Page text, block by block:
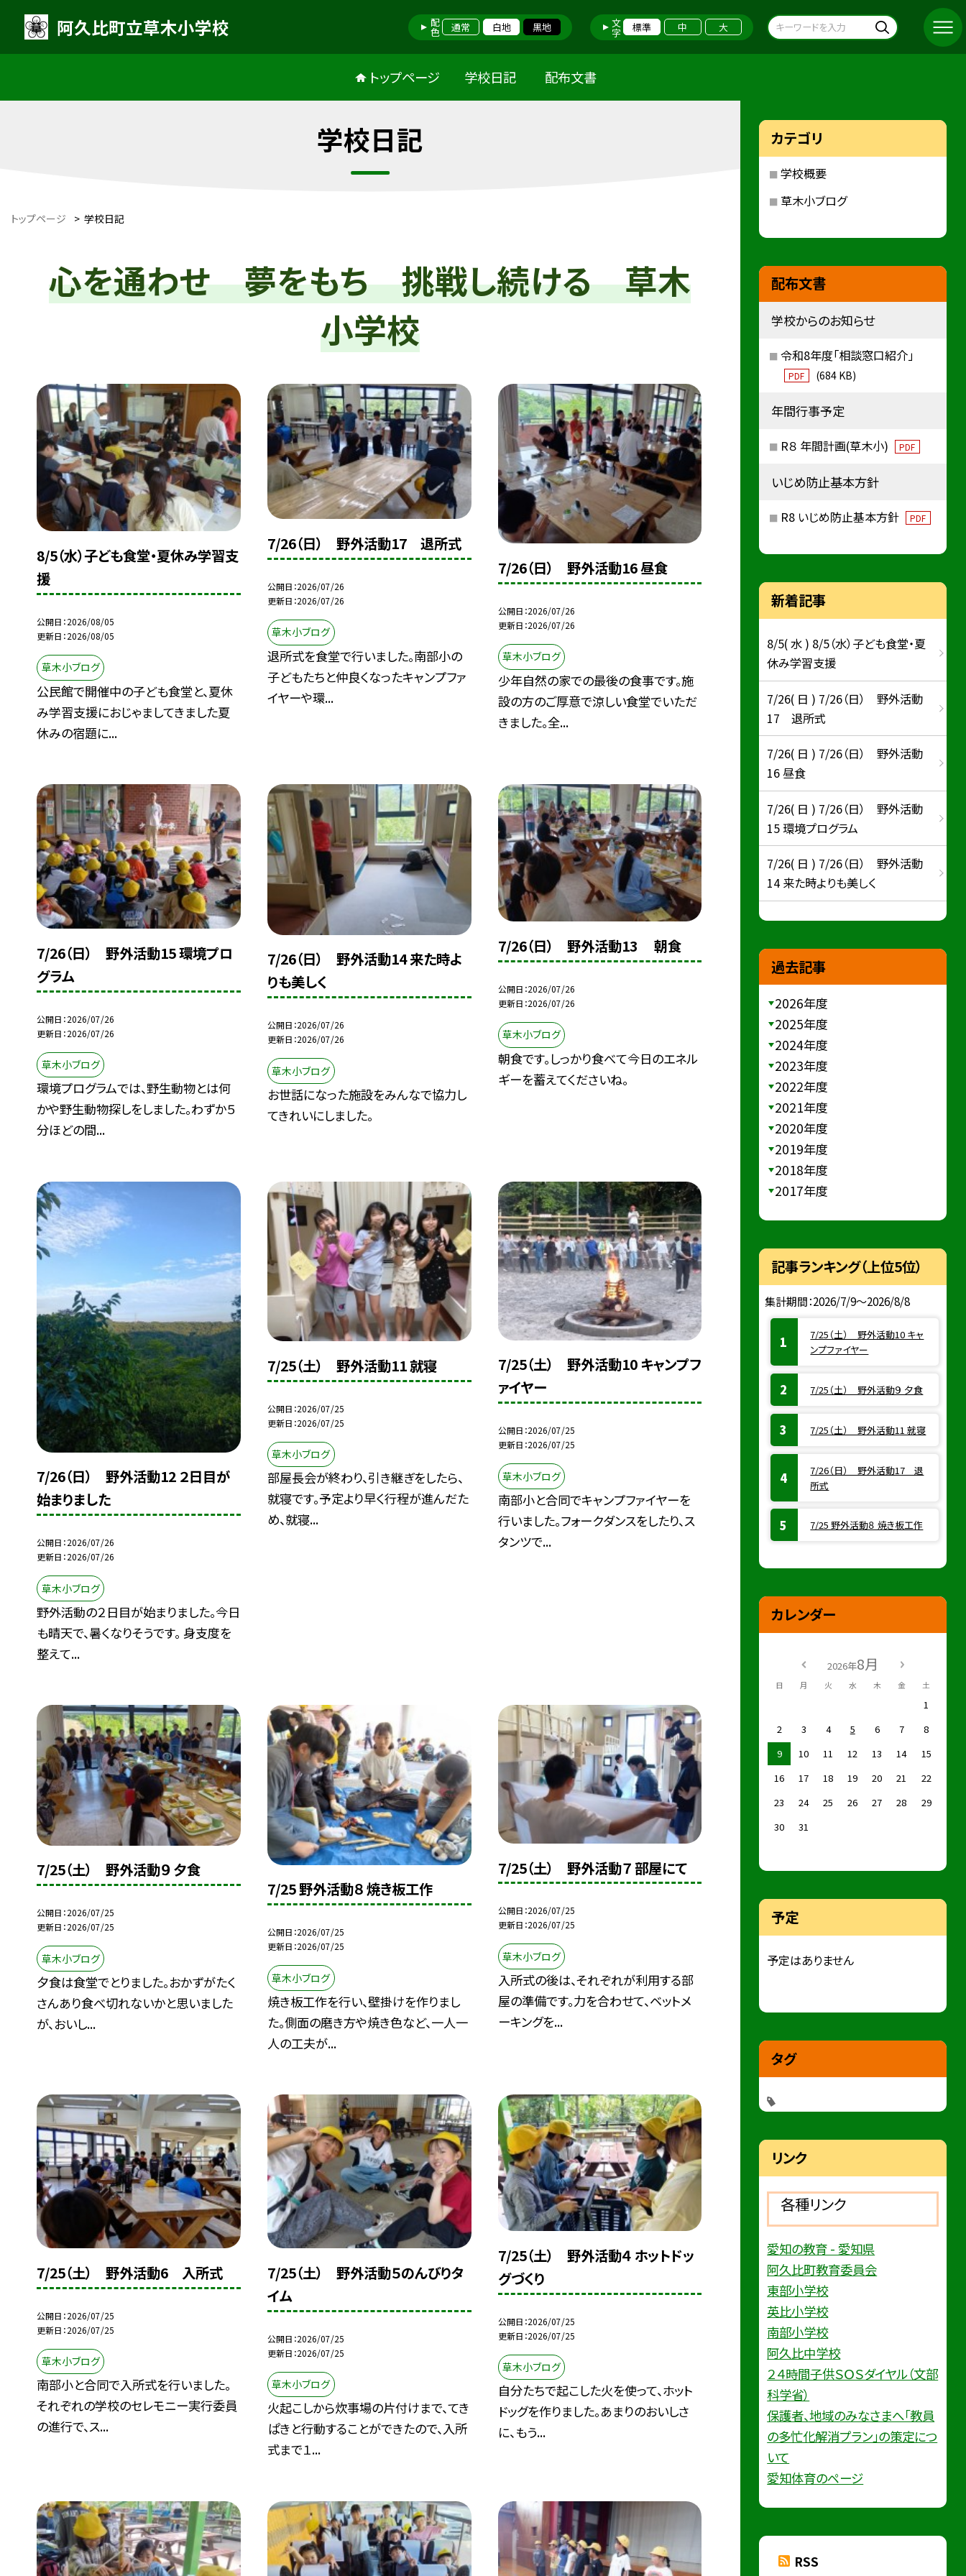
阿久比町立草木小学校 配色 通常 白地 黒地 文字 標準 中 大
トップページ 学校日記 配布文書
学校日記
トップページ > 学校日記
心を通わせ 夢をもち 挑戦し続ける 草木
小学校
8/5（水）子ども食堂・夏休み学習支
援
公開日 2026/08/05
更新日 2026/08/05
草木小ブログ
公民館で開催中の子ども食堂と、夏休
み学習支援におじゃましてきました夏
休みの宿題に...
7/26（日） 野外活動17 退所式
公開日 2026/07/26
更新日 2026/07/26
草木小ブログ
退所式を食堂で行いました。南部小の
子どもたちと仲良くなったキャンプファ
イヤーや環...
7/26（日） 野外活動16 昼食
公開日 2026/07/26
更新日 2026/07/26
草木小ブログ
少年自然の家での最後の食事です。施
設の方のご厚意で涼しい食堂でいただ
きました。全...
7/26（日） 野外活動15 環境プロ
グラム
公開日 2026/07/26
更新日 2026/07/26
草木小ブログ
環境プログラムでは、野生動物とは何
かや野生動物探しをしました。わずか５
分ほどの間...
7/26（日） 野外活動14 来た時よ
りも美しく
公開日 2026/07/26
更新日 2026/07/26
草木小ブログ
お世話になった施設をみんなで協力し
てきれいにしました。
7/26（日） 野外活動13 朝食
公開日 2026/07/26
更新日 2026/07/26
草木小ブログ
朝食です。しっかり食べて今日のエネル
ギーを蓄えてくださいね。
7/26（日） 野外活動12 ２日目が
始まりました
公開日 2026/07/26
更新日 2026/07/26
草木小ブログ
野外活動の２日目が始まりました。今日
も晴天で、暑くなりそうです。 身支度を
整えて...
7/25（土） 野外活動11 就寝
公開日 2026/07/25
更新日 2026/07/25
草木小ブログ
部屋長会が終わり、引き継ぎをしたら、
就寝です。予定より早く行程が進んだた
め、就寝...
7/25（土） 野外活動10 キャンプフ
ァイヤー
公開日 2026/07/25
更新日 2026/07/25
草木小ブログ
南部小と合同でキャンプファイヤーを
行いました。フォークダンスをしたり、ス
タンツで...
7/25（土） 野外活動９ 夕食
公開日 2026/07/25
更新日 2026/07/25
草木小ブログ
夕食は食堂でとりました。おかずがたく
さんあり食べ切れないかと思いました
が、おいし...
7/25 野外活動８ 焼き板工作
公開日 2026/07/25
更新日 2026/07/25
草木小ブログ
焼き板工作を行い、壁掛けを作りまし
た。側面の磨き方や焼き色など、一人一
人の工夫が...
7/25（土） 野外活動７ 部屋にて
公開日 2026/07/25
更新日 2026/07/25
草木小ブログ
入所式の後は、それぞれが利用する部
屋の準備です。力を合わせて、ベットメ
ーキングを...
7/25（土） 野外活動6 入所式
公開日 2026/07/25
更新日 2026/07/25
草木小ブログ
南部小と合同で入所式を行いました。
それぞれの学校のセレモニー実行委員
の進行で、ス...
7/25（土） 野外活動５のんびりタ
イム
公開日 2026/07/25
更新日 2026/07/25
草木小ブログ
火起こしから炊事場の片付けまで、てき
ぱきと行動することができたので、入所
式まで１...
7/25（土） 野外活動４ ホットドッ
グづくり
公開日 2026/07/25
更新日 2026/07/25
草木小ブログ
自分たちで起こした火を使って、ホット
ドッグを作りました。あまりのおいしさ
に、もう...
カテゴリ
学校概要
草木小ブログ
配布文書
学校からのお知らせ
令和8年度「相談窓口紹介」
PDF (684 KB)
年間行事予定
R８ 年間計画(草木小) PDF
いじめ防止基本方針
R8 いじめ防止基本方針 PDF
新着記事
8/5( 水 ) 8/5（水）子ども食堂・夏
休み学習支援
7/26( 日 ) 7/26（日） 野外活動
17 退所式
7/26( 日 ) 7/26（日） 野外活動
16 昼食
7/26( 日 ) 7/26（日） 野外活動
15 環境プログラム
7/26( 日 ) 7/26（日） 野外活動
14 来た時よりも美しく
過去記事
2026年度
2025年度
2024年度
2023年度
2022年度
2021年度
2020年度
2019年度
2018年度
2017年度
記事ランキング（上位5位）
集計期間：2026/7/9～2026/8/8
7/25（土） 野外活動10 キャ
ンプファイヤー
7/25（土） 野外活動９ 夕食
7/25（土） 野外活動11 就寝
7/26（日） 野外活動17 退
所式
7/25 野外活動８ 焼き板工作
カレンダー
2026年8月
日 月 火 水 木 金 土
1
2
3 4 5 6 7
8
9
10 11 12 13 14
15
16
17 18 19 20 21
22
23
24 25 26 27 28
29
30
31
予定
予定はありません
タグ
リンク
各種リンク
愛知の教育 - 愛知県
阿久比町教育委員会
東部小学校
英比小学校
南部小学校
阿久比中学校
２４時間子供ＳＯＳダイヤル（文部
科学省）
保護者、地域のみなさまへ「教員
の多忙化解消プラン」の策定につ
いて
愛知体育のページ
RSS